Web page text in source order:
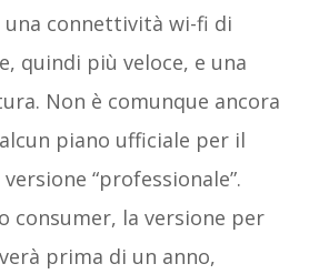
connettività wi-fi di
quindi più veloce, e una
Non è comunque ancora
piano ufficiale per il
“professionale”.
consumer, la versione per
prima di un anno,